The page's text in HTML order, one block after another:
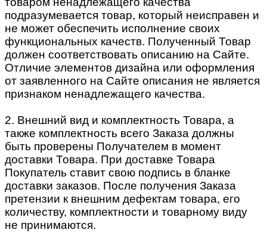
подразумевается товар, который неисправен и
не может обеспечить исполнение своих
функциональных качеств. Полученный Товар
должен соответствовать описанию на Сайте.
Отличие элементов дизайна или оформления
от заявленного на Сайте описания не является
признаком ненадлежащего качества.
2. Внешний вид и комплектность Товара, а
также комплектность всего Заказа должны
быть проверены Получателем в момент
доставки Товара. При доставке Товара
Покупатель ставит свою подпись в бланке
доставки заказов. После получения Заказа
претензии к внешним дефектам товара, его
количеству, комплектности и товарному виду
не принимаются.